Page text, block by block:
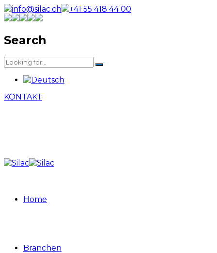
info@silac.ch +41 55 418 44 00
Search
KONTAKT
Home
Branchen